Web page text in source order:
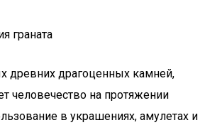
граната
древних драгоценных камней,
человечество на протяжении
в украшениях, амулетах и